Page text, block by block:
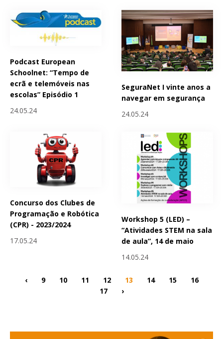
Podcast European
Schoolnet: “Tempo de
ecrã e telemóveis nas
escolas” Episódio 1
24.05.24
SeguraNet I vinte anos a
navegar em segurança
24.05.24
Concurso dos Clubes de
Programação e Robótica
(CPR) - 2023/2024
17.05.24
Workshop 5 (LED) –
“Atividades STEM na sala
de aula”, 14 de maio
14.05.24
‹ 9 10 11 12 13 14 15
16
17
›